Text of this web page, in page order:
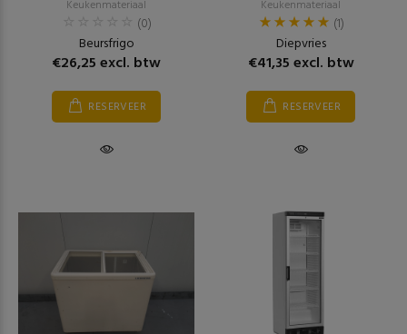
Keukenmateriaal
(0)
Beursfrigo
€26,25 excl. btw
RESERVEER
Keukenmateriaal
(1)
Diepvries
€41,35 excl. btw
RESERVEER